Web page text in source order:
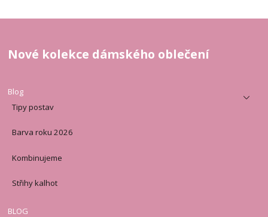
Nové kolekce dámského oblečení
Blog
Tipy postav
Barva roku 2026
Kombinujeme
Střihy kalhot
BLOG